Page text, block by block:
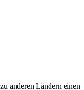
anderen Ländern einen